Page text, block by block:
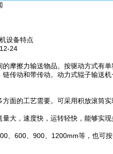
设备特点
24
擦力输送物品。按驱动方式有单
动和带传动。动力式辊子输送
的工艺需要。可采用积放滚筒实
，速度快，运转轻快，能够实现
600、900、1200mm等，也可按